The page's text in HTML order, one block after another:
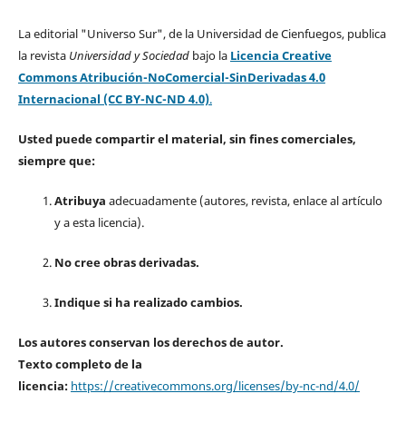
La editorial "Universo Sur", de la Universidad de Cienfuegos, publica
la revista Universidad y Sociedad bajo la Licencia Creative
Commons Atribución-NoComercial-SinDerivadas 4.0
Internacional (CC BY-NC-ND 4.0).
Usted puede compartir el material, sin fines comerciales,
siempre que:
Atribuya adecuadamente (autores, revista, enlace al artículo
y a esta licencia).
No cree obras derivadas.
Indique si ha realizado cambios.
Los autores conservan los derechos de autor.
Texto completo de la
licencia: https://creativecommons.org/licenses/by-nc-nd/4.0/